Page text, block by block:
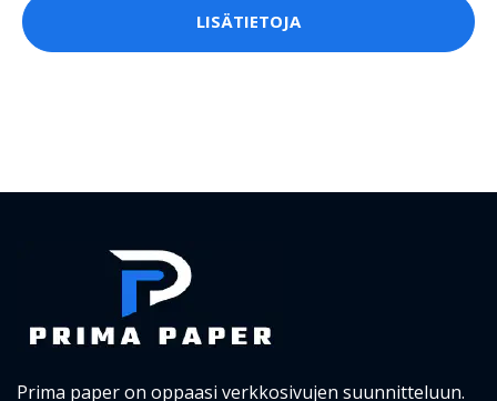
LISÄTIETOJA
Prima paper on oppaasi verkkosivujen suunnitteluun.